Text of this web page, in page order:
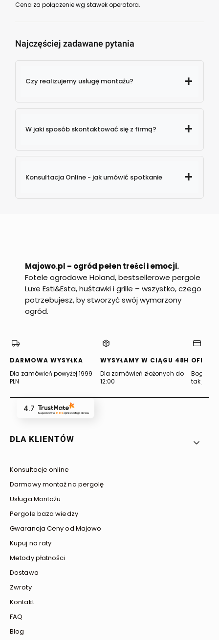
Cena za połączenie wg stawek operatora.
Najczęściej zadawane pytania
Czy realizujemy usługę montażu?
W jaki sposób skontaktować się z firmą?
579
info@majowo.pl
Konsultacja Online - jak umówić spotkanie
Majowo.pl – ogród pełen treści i emocji.
Fotele ogrodowe Holand, bestsellerowe pergole
Luxe Esti&Esta, huśtawki i grille – wszystko, czego
potrzebujesz, by stworzyć swój wymarzony
ogród.
DARMOWA WYSYŁKA
Dla zamówień powyżej 1999
PLN
WYSYŁAMY W CIĄGU 48H
Dla zamówień złożonych do
12:00
Bogata
tak jak
4.7
Na podstawie 1484opinii z całego okresu
Linki w stopce
DLA KLIENTÓW
Konsultacje online
Darmowy montaż na pergolę
Usługa Montażu
Pergole baza wiedzy
Gwarancja Ceny od Majowo
Kupuj na raty
Metody płatności
Dostawa
Zwroty
Kontakt
FAQ
Blog